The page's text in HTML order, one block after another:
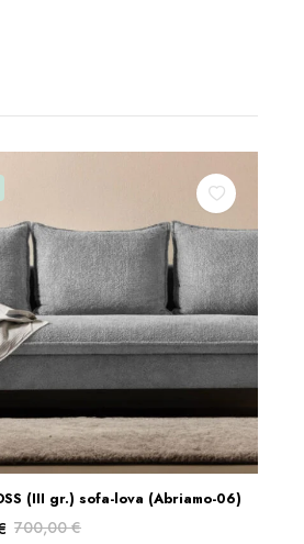
Į KREPŠELĮ
(III gr.) sofa-lova (Abriamo-06)
700,00€